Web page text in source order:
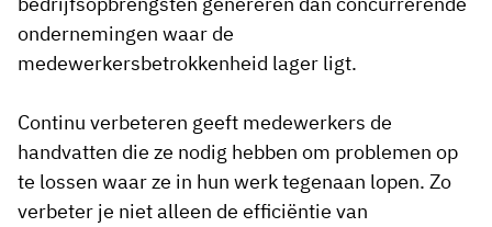
ondernemingen waar de
medewerkersbetrokkenheid lager ligt.
Continu verbeteren geeft medewerkers de
handvatten die ze nodig hebben om problemen op
te lossen waar ze in hun werk tegenaan lopen. Zo
verbeter je niet alleen de efficiëntie van